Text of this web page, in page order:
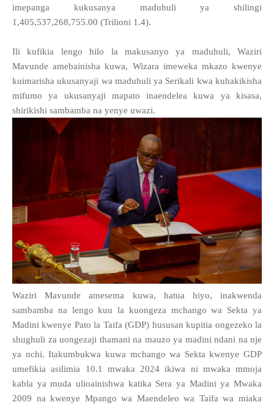
imepanga kukusanya maduhuli ya shilingi
1,405,537,268,755.00 (Trilioni 1.4).
Ili kufikia lengo hilo la makusanyo ya maduhuli, Waziri
Mavunde amebainisha kuwa, Wizara imeweka mkazo kwenye
kuimarisha ukusanyaji wa maduhuli ya Serikali kwa kuhakikisha
mifumo ya ukusanyaji mapato inaendelea kuwa ya kisasa,
shirikishi sambamba na yenye uwazi.
Waziri Mavunde amesema kuwa, hatua hiyo, inakwenda
sambamba na lengo kuu la kuongeza mchango wa Sekta ya
Madini kwenye Pato la Taifa (GDP) hususan kupitia ongezeko la
shughuli za uongezaji thamani na mauzo ya madini ndani na nje
ya nchi. Itakumbukwa kuwa mchango wa Sekta kwenye GDP
umefikia asilimia 10.1 mwaka 2024 ikiwa ni mwaka mmoja
kabla ya muda ulioainishwa katika Sera ya Madini ya Mwaka
2009 na kwenye Mpango wa Maendeleo wa Taifa wa miaka